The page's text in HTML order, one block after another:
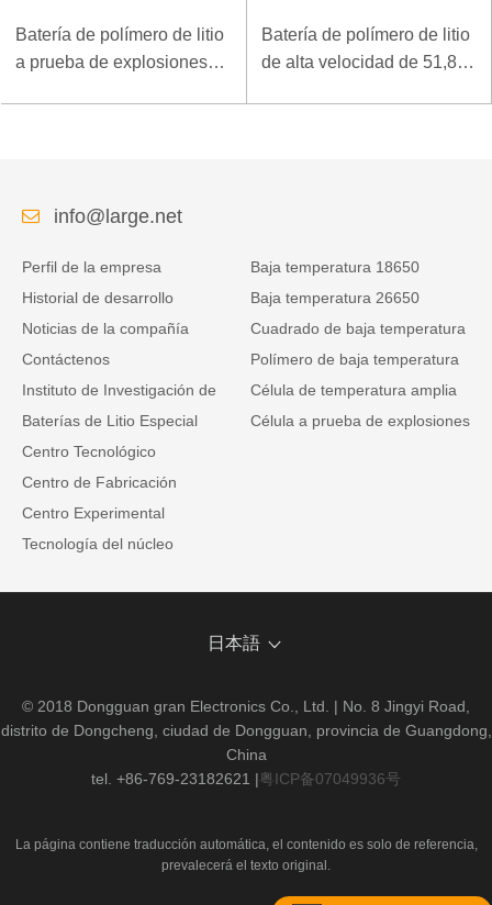
Batería de polímero de litio
a prueba de explosiones
Batería de polímero de litio
de alta velocidad de 51,8 V
info@large.net
Perfil de la empresa
Historial de desarrollo
Noticias de la compañía
Contáctenos
Instituto de Investigación de
Baterías de Litio Especial
Centro Tecnológico
Centro de Fabricación
Centro Experimental
Tecnología del núcleo
Baja temperatura 18650
Baja temperatura 26650
Cuadrado de baja temperatura
Polímero de baja temperatura
Célula de temperatura amplia
Célula a prueba de explosiones
日本語
© 2018 Dongguan gran Electronics Co., Ltd. | No. 8 Jingyi Road,
distrito de Dongcheng, ciudad de Dongguan, provincia de Guangdong,
China
tel. +86-769-23182621 |粤ICP备07049936号
La página contiene traducción automática, el contenido es solo de referencia,
prevalecerá el texto original.